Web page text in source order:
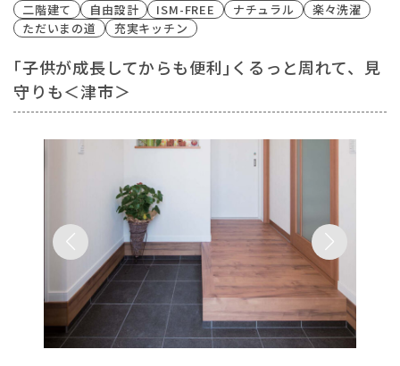
二階建て 自由設計 ISM-FREE ナチュラル
楽々洗濯
ただいまの道
充実キッチン
｢子供が成長してからも便利｣くるっと周れて、見
守りも＜津市＞